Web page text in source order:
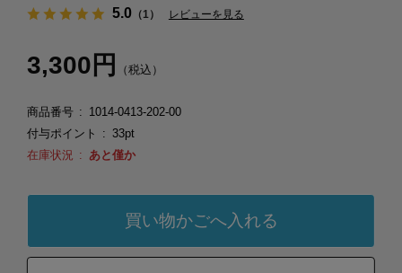
5.0（1） レビューを見る
3,300円 （税込）
商品番号
1014-0413-202-00
付与ポイント
33pt
在庫状況
あと僅か